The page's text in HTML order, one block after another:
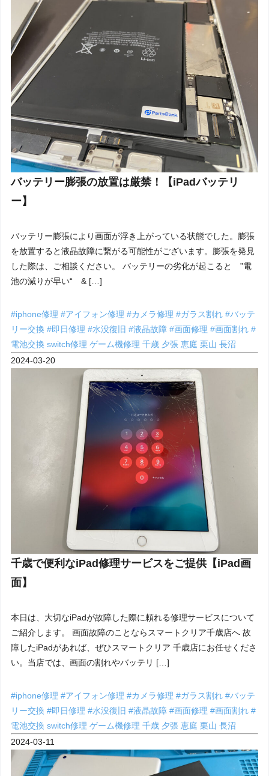
バッテリー膨張の放置は厳禁！【iPadバッテリ
ー】
バッテリー膨張により画面が浮き上がっている状態でした。膨張
を放置すると液晶故障に繋がる可能性がございます。膨張を発見
した際は、ご相談ください。 バッテリーの劣化が起こると ”電
池の減りが早い“ & […]
#iphone修理#アイフォン修理#カメラ修理#ガラス割れ#バッテ
リー交換#即日修理#水没復旧#液晶故障#画面修理#画面割れ#
電池交換switch修理ゲーム機修理千歳 夕張恵庭栗山長沼
2024-03-20
千歳で便利なiPad修理サービスをご提供【iPad画
面】
本日は、大切なiPadが故障した際に頼れる修理サービスについて
ご紹介します。 画面故障のことならスマートクリア千歳店へ 故
障したiPadがあれば、ぜひスマートクリア 千歳店にお任せくださ
い。当店では、画面の割れやバッテリ […]
#iphone修理#アイフォン修理#カメラ修理#ガラス割れ#バッテ
リー交換#即日修理#水没復旧#液晶故障#画面修理#画面割れ#
電池交換switch修理ゲーム機修理千歳 夕張恵庭栗山長沼
2024-03-11